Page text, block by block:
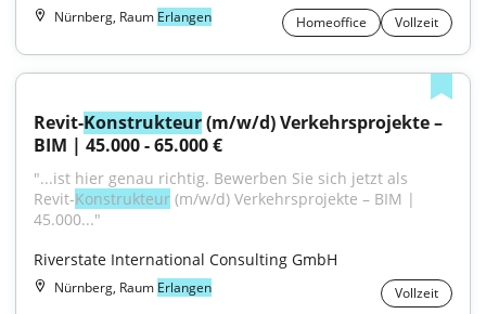
Nürnberg, Raum Erlangen Homeoffice Vollzeit
Revit-Konstrukteur (m/w/d) Verkehrsprojekte –
BIM | 45.000 - 65.000 €
"...ist hier genau richtig. Bewerben Sie sich jetzt als
Revit-Konstrukteur (m/w/d) Verkehrsprojekte – BIM |
45.000..."
Riverstate International Consulting GmbH
Nürnberg, Raum Erlangen Vollzeit